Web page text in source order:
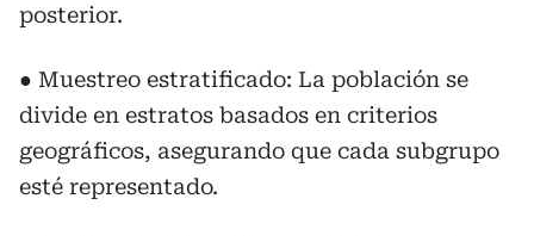
posterior.
● Muestreo estratificado: La población se
divide en estratos basados en criterios
geográficos, asegurando que cada subgrupo
esté representado.